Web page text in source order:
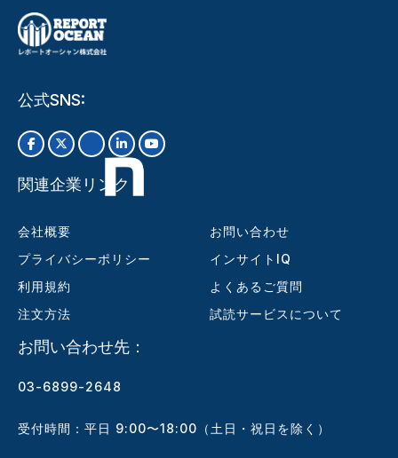
公式SNS:
関連企業リンク
会社概要
プライバシーポリシー
利用規約
注文方法
お問い合わせ
インサイトIQ
よくあるご質問
試読サービスについて
お問い合わせ先：
03-6899-2648
受付時間：平日 9:00〜18:00（土日・祝日を除く）